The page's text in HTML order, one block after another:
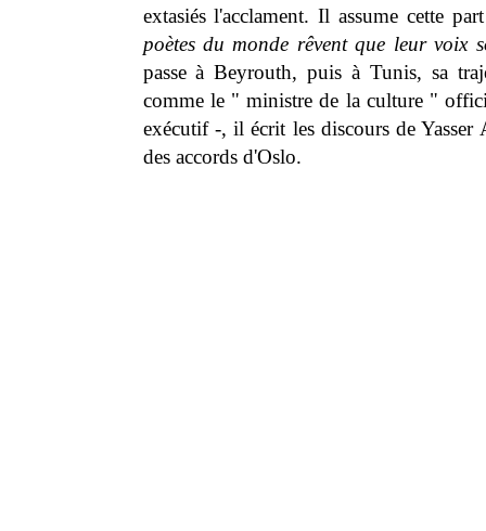
extasiés l'acclament. Il assume cette
poètes du monde rêvent que leur voix
passe à Beyrouth, puis à Tunis, sa
comme le " ministre de la culture "
exécutif -, il écrit les discours de Yasser
des accords d'Oslo.